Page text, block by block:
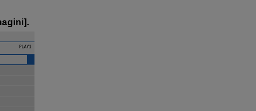
].